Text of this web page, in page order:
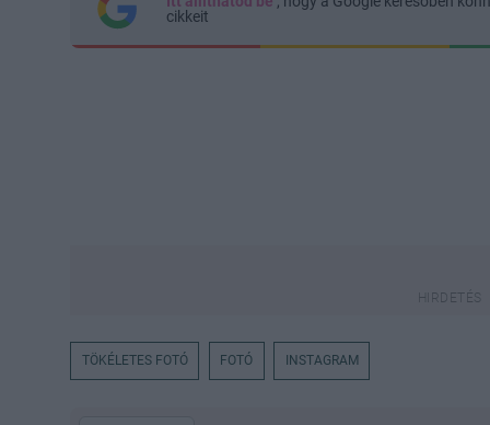
cikkeit
TÖKÉLETES FOTÓ FOTÓ INSTAGRAM